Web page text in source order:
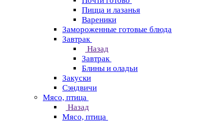
Пицца и лазанья
Вареники
Замороженные готовые блюда
Завтрак
Назад
Завтрак
Блины и оладьи
Закуски
Сэндвичи
Мясо, птица
Назад
Мясо, птица